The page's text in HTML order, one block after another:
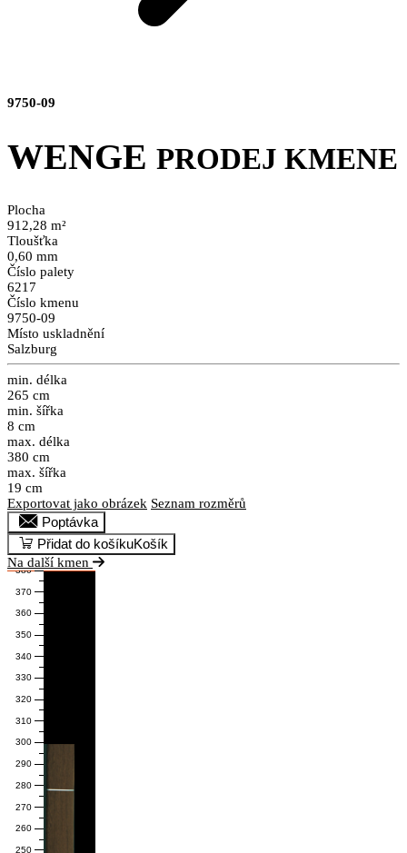
9750-09
WENGE PRODEJ KMENE
Plocha
912,28 m²
Tloušťka
0,60 mm
Číslo palety
6217
Číslo kmenu
9750-09
Místo uskladnění
Salzburg
min. délka
265 cm
min. šířka
8 cm
max. délka
380 cm
max. šířka
19 cm
Exportovat jako obrázek Seznam rozměrů
Poptávka
Přidat do košíkuKošík
Na další kmen
250
260
270
280
290
300
310
320
330
340
350
360
370
380